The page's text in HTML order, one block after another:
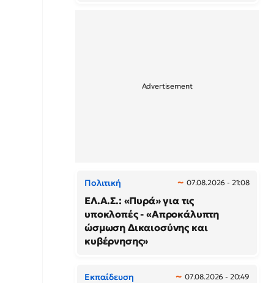
Πολιτική 07.08.2026 - 21:08
ΕΛ.Α.Σ.: «Πυρά» για τις
υποκλοπές - «Απροκάλυπτη
ώσμωση Δικαιοσύνης και
κυβέρνησης»
Εκπαίδευση 07.08.2026 - 20:49